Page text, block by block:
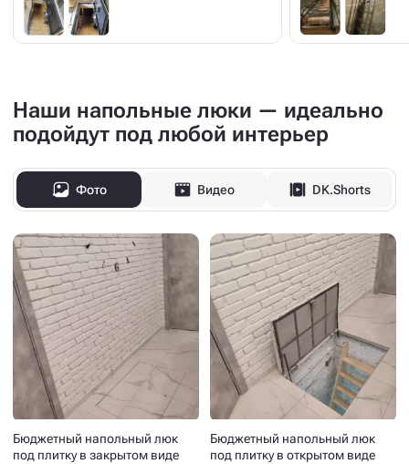
Наши напольные люки — идеально
подойдут под любой интерьер
Фото Видео DK.Shorts
Бюджетный напольный люк
под плитку в закрытом виде
Бюджетный напольный люк
под плитку в открытом виде